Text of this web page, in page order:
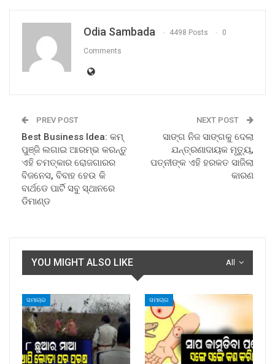
Odia Sambada 4498 Posts 0
Comments
PREV POST
Best Business Idea: କମ୍
ପୁଞ୍ଜି ଲଗାଇ ଆରମ୍ଭ କରନ୍ତୁ
ଏହି ଚମତ୍କାର ରୋଜଗାରର
ବିଜନେସ, ବିବାହ ହେଉ କି
ବାର୍ଥଡେ ପାର୍ଟି ସବୁ ସ୍ଥାନରେ
ଡିମାଣ୍ଡ
NEXT POST
ସାଙ୍ଗ ନିଜ ସାଙ୍ଗକୁ ଦେଲା
ଯନ୍ତ୍ରଣାଦାୟକ ମୃତ୍ୟୁ,
ପତ୍ନୀଙ୍କ ଏହି ହରକତ ସାଜିଲା
କାରଣ
All
YOU MIGHT ALSO LIKE
ସମାଚାର ସମାଚାର